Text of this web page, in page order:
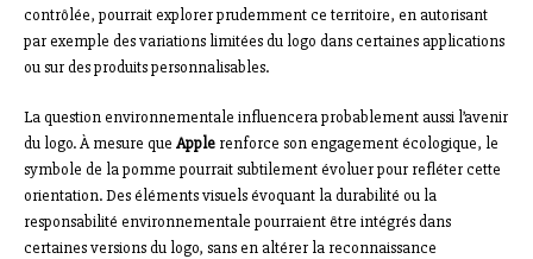
contrôlée, pourrait explorer prudemment ce territoire, en autorisant
par exemple des variations limitées du logo dans certaines applications
ou sur des produits personnalisables.
La question environnementale influencera probablement aussi l’avenir
du logo. À mesure que Apple renforce son engagement écologique, le
symbole de la pomme pourrait subtilement évoluer pour refléter cette
orientation. Des éléments visuels évoquant la durabilité ou la
responsabilité environnementale pourraient être intégrés dans
certaines versions du logo, sans en altérer la reconnaissance